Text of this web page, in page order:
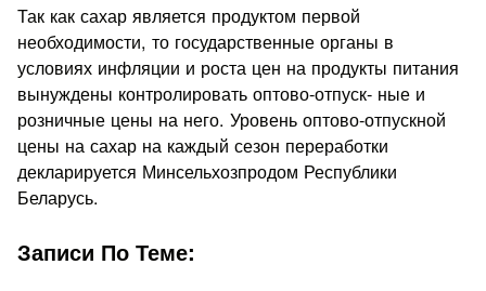
Так как сахар является продуктом первой
необходимости, то государственные органы в
условиях инфляции и роста цен на продукты питания
вынуждены контролировать оптово-отпуск- ные и
розничные цены на него. Уровень оптово-отпускной
цены на сахар на каждый сезон переработки
декларируется Минсель­хозпродом Республики
Беларусь.
Записи По Теме: